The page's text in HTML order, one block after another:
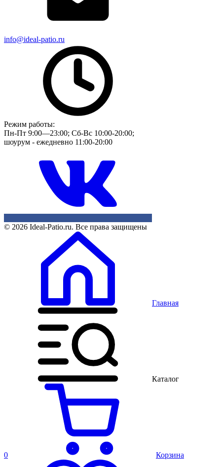
info@ideal-patio.ru
Режим работы:
Пн-Пт 9:00—23:00; Сб-Вс 10:00-20:00;
шоурум - ежедневно 11:00-20:00
© 2026 Ideal-Patio.ru. Все права защищены
Главная
Каталог
0 Корзина